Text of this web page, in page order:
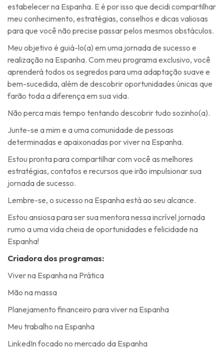
estabelecer na Espanha. E é por isso que decidi compartilhar
meu conhecimento, estratégias, conselhos e dicas valiosas
para que você não precise passar pelos mesmos obstáculos.
Meu objetivo é guiá-lo(a) em uma jornada de sucesso e
realização na Espanha. Com meu programa exclusivo, você
aprenderá todos os segredos para uma adaptação suave e
bem-sucedida, além de descobrir oportunidades únicas que
farão toda a diferença em sua vida.
Não perca mais tempo tentando descobrir tudo sozinho(a).
Junte-se a mim e a uma comunidade de pessoas
determinadas e apaixonadas por viver na Espanha.
Estou pronta para compartilhar com você as melhores
estratégias, contatos e recursos que irão impulsionar sua
jornada de sucesso.
Lembre-se, o sucesso na Espanha está ao seu alcance.
Estou ansiosa para ser sua mentora nessa incrível jornada
rumo a uma vida cheia de oportunidades e felicidade na
Espanha!
Criadora dos programas:
Viver na Espanha na Prática
Mão na massa
Planejamento financeiro para viver na Espanha
Meu trabalho na Espanha
LinkedIn focado no mercado da Espanha